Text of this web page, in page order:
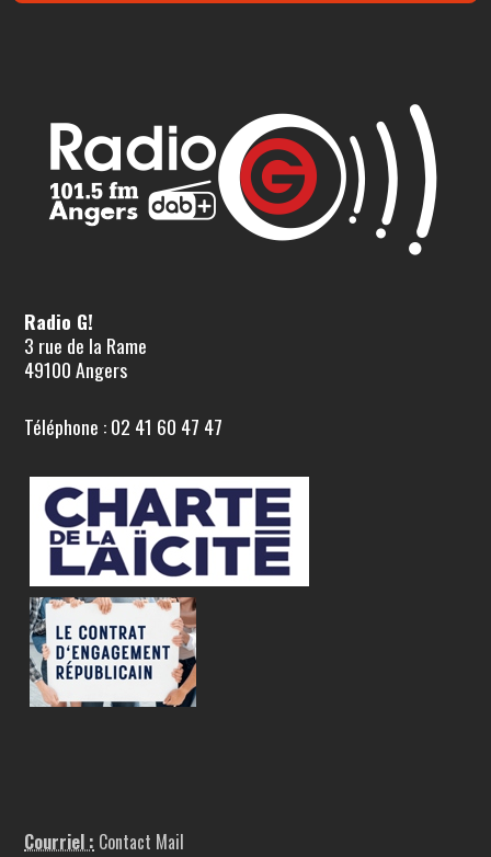
Radio G!
3 rue de la Rame
49100 Angers
Téléphone : 02 41 60 47 47
Courriel : Contact Mail